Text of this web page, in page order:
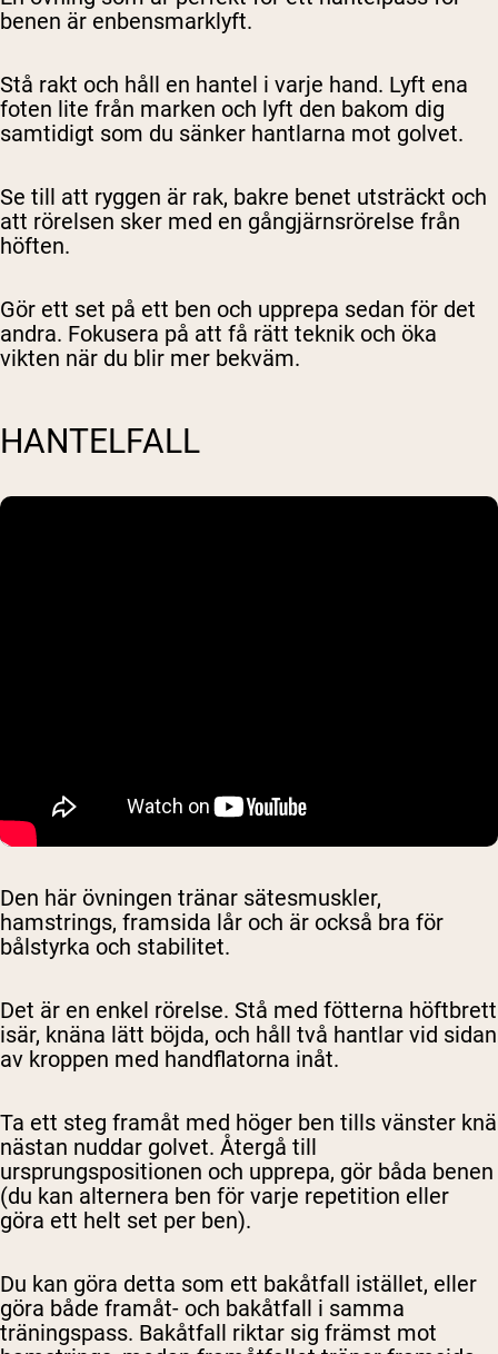
benen är enbensmarklyft.
Stå rakt och håll en hantel i varje hand. Lyft ena
foten lite från marken och lyft den bakom dig
samtidigt som du sänker hantlarna mot golvet.
Se till att ryggen är rak, bakre benet utsträckt och
att rörelsen sker med en gångjärnsrörelse från
höften.
Gör ett set på ett ben och upprepa sedan för det
andra. Fokusera på att få rätt teknik och öka
vikten när du blir mer bekväm.
HANTELFALL
Den här övningen tränar sätesmuskler,
hamstrings, framsida lår och är också bra för
bålstyrka och stabilitet.
Det är en enkel rörelse. Stå med fötterna höftbrett
isär, knäna lätt böjda, och håll två hantlar vid sidan
av kroppen med handflatorna inåt.
Ta ett steg framåt med höger ben tills vänster knä
nästan nuddar golvet. Återgå till
ursprungspositionen och upprepa, gör båda benen
(du kan alternera ben för varje repetition eller
göra ett helt set per ben).
Du kan göra detta som ett bakåtfall istället, eller
göra både framåt- och bakåtfall i samma
träningspass. Bakåtfall riktar sig främst mot